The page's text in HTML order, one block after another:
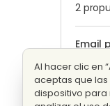
2
Email
6
T-
Al hacer clic en
aceptas que
dispositivo para